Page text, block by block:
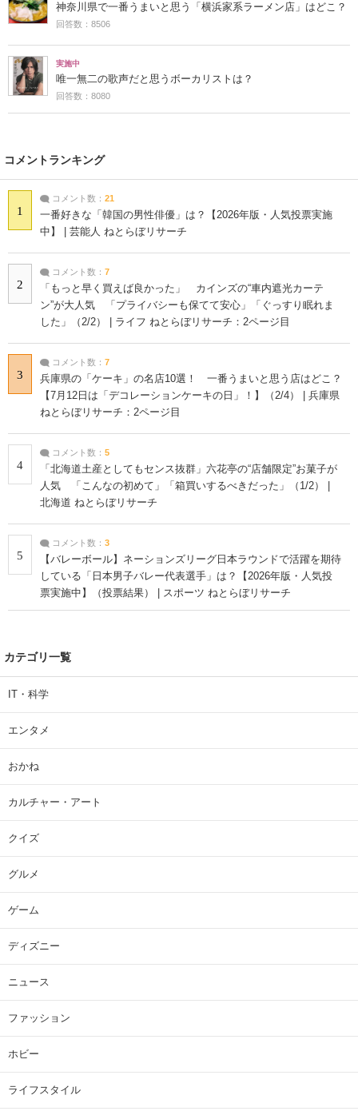
神奈川県で一番うまいと思う「横浜家系ラーメン店」はどこ？
回答数：8506
実施中
唯一無二の歌声だと思うボーカリストは？
回答数：8080
コメントランキング
1
コメント数： 21
一番好きな「韓国の男性俳優」は？【2026年版・人気投票実施
中】 | 芸能人 ねとらぼリサーチ
2
コメント数： 7
「もっと早く買えば良かった」 カインズの“車内遮光カーテ
ン”が大人気 「プライバシーも保てて安心」「ぐっすり眠れま
した」（2/2） | ライフ ねとらぼリサーチ：2ページ目
3
コメント数： 7
兵庫県の「ケーキ」の名店10選！ 一番うまいと思う店はどこ？
【7月12日は「デコレーションケーキの日」！】（2/4） | 兵庫県
ねとらぼリサーチ：2ページ目
4
コメント数： 5
「北海道土産としてもセンス抜群」六花亭の“店舗限定”お菓子が
人気 「こんなの初めて」「箱買いするべきだった」（1/2） |
北海道 ねとらぼリサーチ
5
コメント数： 3
【バレーボール】ネーションズリーグ日本ラウンドで活躍を期待
している「日本男子バレー代表選手」は？【2026年版・人気投
票実施中】（投票結果） | スポーツ ねとらぼリサーチ
カテゴリ一覧
IT・科学
エンタメ
おかね
カルチャー・アート
クイズ
グルメ
ゲーム
ディズニー
ニュース
ファッション
ホビー
ライフスタイル